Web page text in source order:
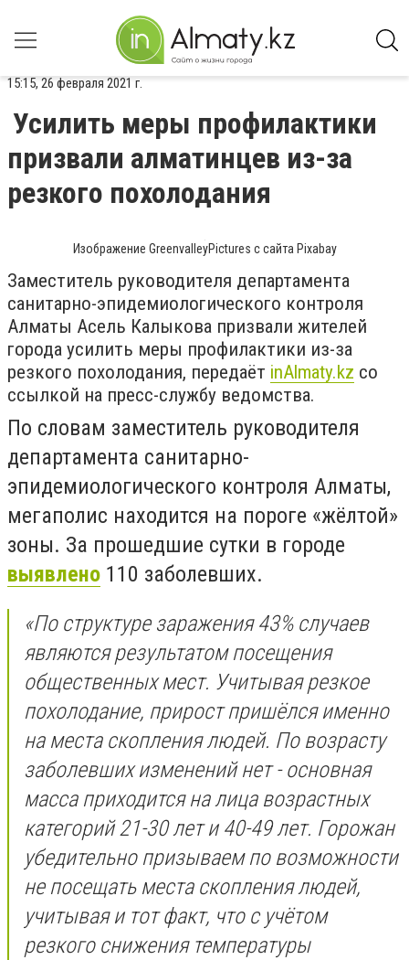
15:15, 26 февраля 2021 г.
Усилить меры профилактики
призвали алматинцев из-за
резкого похолодания
Изображение GreenvalleyPictures с сайта Pixabay
Заместитель руководителя департамента
санитарно-эпидемиологического контроля
Алматы Асель Калыкова призвали жителей
города усилить меры профилактики из-за
резкого похолодания, передаёт inAlmaty.kz со
ссылкой на пресс-службу ведомства.
По словам заместитель руководителя
департамента санитарно-
эпидемиологического контроля Алматы,
мегаполис находится на пороге «жёлтой»
зоны. За прошедшие сутки в городе
выявлено 110 заболевших.
«По структуре заражения 43% случаев
являются результатом посещения
общественных мест. Учитывая резкое
похолодание, прирост пришёлся именно
на места скопления людей. По возрасту
заболевших изменений нет - основная
масса приходится на лица возрастных
категорий 21-30 лет и 40-49 лет. Горожан
убедительно призываем по возможности
не посещать места скопления людей,
учитывая и тот факт, что с учётом
резкого снижения температуры